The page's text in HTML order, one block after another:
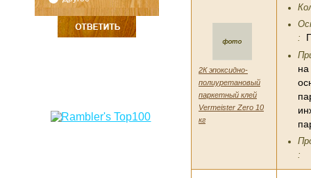
2К эпоксидно-
полиуретановый
паркетный клей
Vermeister Zero 10
кг
:
: